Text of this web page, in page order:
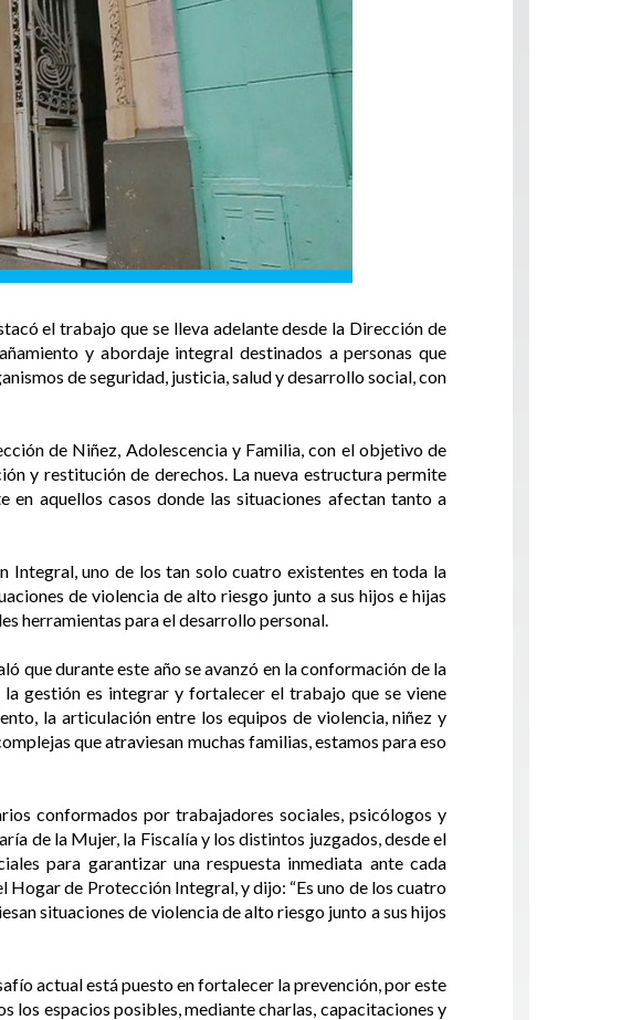
el trabajo que se lleva adelante desde la Dirección de
y abordaje integral destinados a personas que
de seguridad, justicia, salud y desarrollo social, con
de Niñez, Adolescencia y Familia, con el objetivo de
y restitución de derechos. La nueva estructura permite
aquellos casos donde las situaciones afectan tanto a
Integral, uno de los tan solo cuatro existentes en toda la
de violencia de alto riesgo junto a sus hijos e hijas
herramientas para el desarrollo personal.
que durante este año se avanzó en la conformación de la
gestión es integrar y fortalecer el trabajo que se viene
la articulación entre los equipos de violencia, niñez y
que atraviesan muchas familias, estamos para eso
conformados por trabajadores sociales, psicólogos y
de la Mujer, la Fiscalía y los distintos juzgados, desde el
para garantizar una respuesta inmediata ante cada
de Protección Integral, y dijo: “Es uno de los cuatro
situaciones de violencia de alto riesgo junto a sus hijos
actual está puesto en fortalecer la prevención, por este
espacios posibles, mediante charlas, capacitaciones y